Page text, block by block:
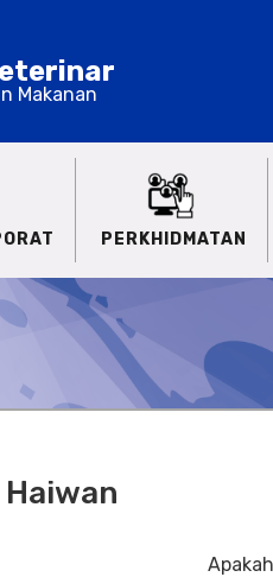
Makanan
PERKHIDMATAN